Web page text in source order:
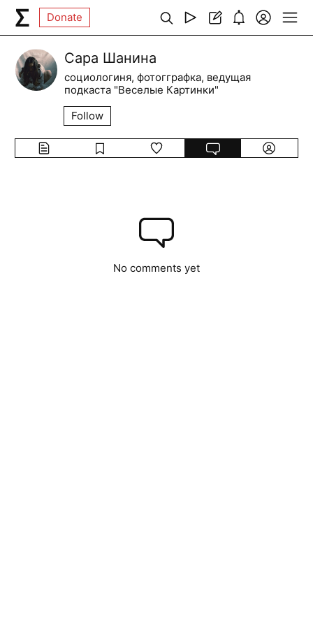
Donate
Сара Шанина
социологиня, фотогграфка, ведущая
подкаста "Веселые Картинки"
Follow
No comments yet